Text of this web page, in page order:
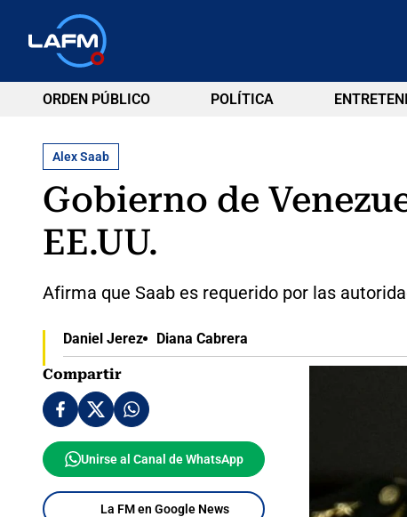
ORDEN PÚBLICO POLÍTICA
Alex Saab
Gobierno de
EE.UU.
Afirma que Saab es requerido por las
Daniel Jerez Diana Cabrera
Compartir
Unirse al Canal de WhatsApp
La FM en Google News